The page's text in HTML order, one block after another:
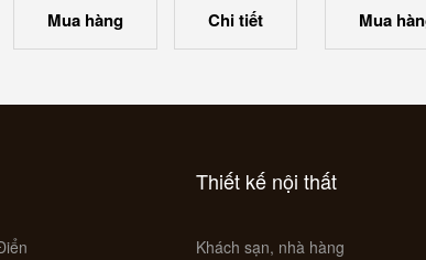
Mua hàng Chi tiết Mua
Thiết kế nội thất
Khách sạn, nhà hàng